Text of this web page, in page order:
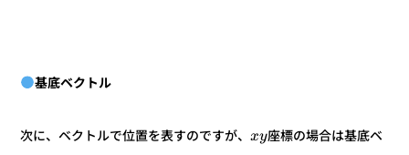
基底ベクトル
次に、ベクトルで位置を表すのですが、xy座標の場合は基底ベ